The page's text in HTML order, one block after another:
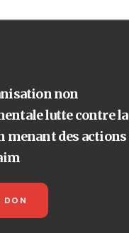
non
lutte contre la
menant des actions
DON